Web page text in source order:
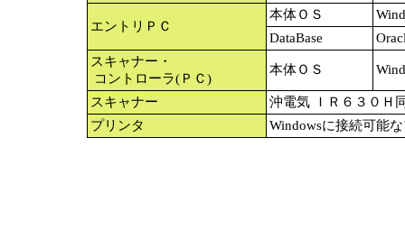
エントリＰＣ
本体ＯＳ
DataBase
スキャナー・
コントローラ(ＰＣ)
本体ＯＳ
スキャナー
沖電気 ＩＲ６３０Ｈ
プリンタ
Windowsに接続可能